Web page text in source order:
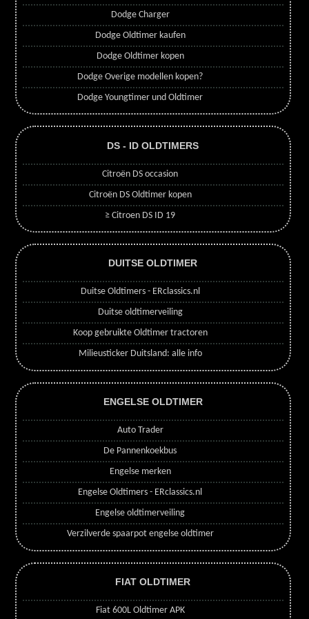
Dodge Charger
Dodge Oldtimer kaufen
Dodge Oldtimer kopen
Dodge Overige modellen kopen?
Dodge Youngtimer und Oldtimer
DS - ID OLDTIMERS
Citroën DS occasion
Citroën DS Oldtimer kopen
≥ Citroen DS ID 19
DUITSE OLDTIMER
Duitse Oldtimers - ERclassics.nl
Duitse oldtimerveiling
Koop gebruikte Oldtimer tractoren
Milieusticker Duitsland: alle info
ENGELSE OLDTIMER
Auto Trader
De Pannenkoekbus
Engelse merken
Engelse Oldtimers - ERclassics.nl
Engelse oldtimerveiling
Verzilverde spaarpot engelse oldtimer
FIAT OLDTIMER
Fiat 600L Oldtimer APK